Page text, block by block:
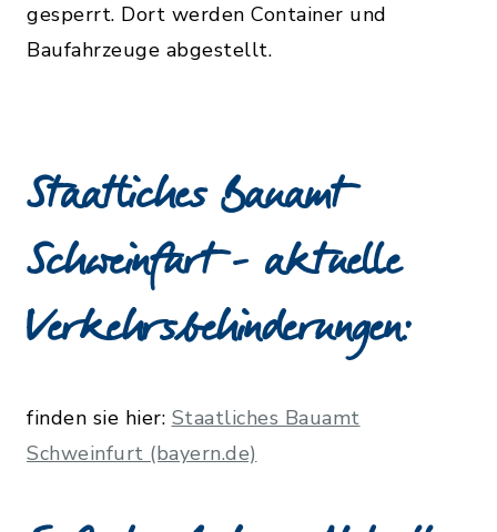
gesperrt. Dort werden Container und
Baufahrzeuge abgestellt.
Staatliches Bauamt
Schweinfurt - aktuelle
Verkehrsbehinderungen:
finden sie hier: Staatliches Bauamt
Schweinfurt (bayern.de)